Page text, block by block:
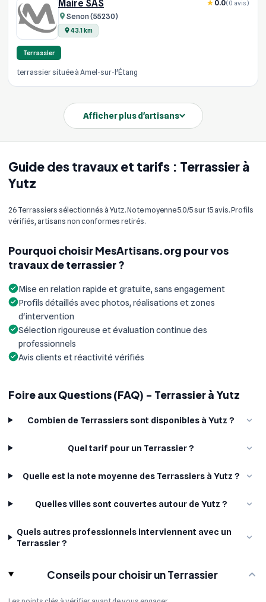
Guide des travaux et tarifs : Terrassier à
Yutz
26 Terrassiers sélectionnés à Yutz. Note moyenne 5.0/5 sur 15 avis. Profils
vérifiés, artisans non conformes retirés.
Pourquoi choisir MesArtisans.org pour vos
travaux de terrassier ?
Mise en relation rapide et gratuite, sans engagement
Profils détaillés avec photos, réalisations et zones
d'intervention
Sélection rigoureuse et évaluation continue des
professionnels
Avis clients et réactivité vérifiés
Foire aux Questions (FAQ) - Terrassier à Yutz
Combien de Terrassiers sont disponibles à Yutz ?
Quel tarif pour un Terrassier ?
Quelle est la note moyenne des Terrassiers à Yutz ?
Quelles villes sont couvertes autour de Yutz ?
Quels autres professionnels interviennent avec un
Terrassier ?
Conseils pour choisir un Terrassier
Maire SAS
Senon (55230)
43.1 km
0.0(0 avis)
Terrassier
terrassier située à Amel-sur-l'Étang
Afficher plus d'artisans